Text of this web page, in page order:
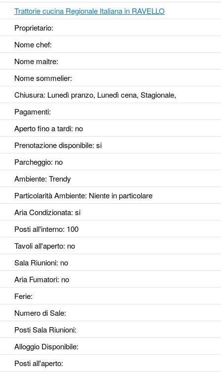
Trattorie cucina Regionale Italiana in RAVELLO
Proprietario:
Nome chef:
Nome maitre:
Nome sommelier:
Chiusura: Lunedì pranzo, Lunedì cena, Stagionale,
Pagamenti:
Aperto fino a tardi: no
Prenotazione disponibile: si
Parcheggio: no
Ambiente: Trendy
Particolarità Ambiente: Niente in particolare
Aria Condizionata: si
Posti all'interno: 100
Tavoli all'aperto: no
Sala Riunioni: no
Aria Fumatori: no
Ferie:
Numero di Sale:
Posti Sala Riunioni:
Alloggio Disponibile:
Posti all'aperto: